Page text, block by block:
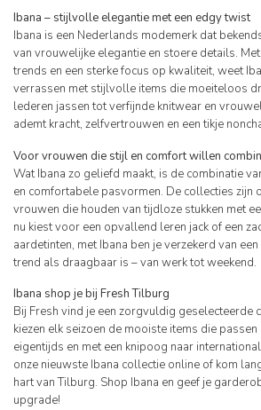
Ibana – stijlvolle elegantie met een edgy twist
Ibana is een Nederlands modemerk dat
van vrouwelijke elegantie en stoere details.
trends en een sterke focus op kwaliteit, weet
verrassen met stijlvolle items die moeiteloos
lederen jassen tot verfijnde knitwear en
ademt kracht, zelfvertrouwen en een tikje
Voor vrouwen die stijl en comfort willen
Wat Ibana zo geliefd maakt, is de combinatie
en comfortabele pasvormen. De collecties zijn
vrouwen die houden van tijdloze stukken met
nu kiest voor een opvallend leren jack of een
aardetinten, met Ibana ben je verzekerd van
trend als draagbaar is – van werk tot weekend.
Ibana shop je bij Fresh Tilburg
Bij Fresh vind je een zorgvuldig geselecteerde
kiezen elk seizoen de mooiste items die
eigentijds en met een knipoog naar
onze nieuwste Ibana collectie online of kom
hart van Tilburg. Shop Ibana en geef je
upgrade!